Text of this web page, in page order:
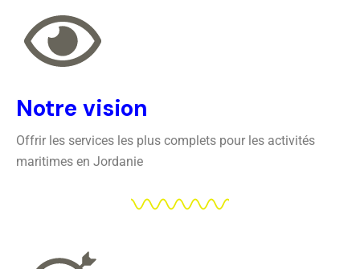
Notre vision
Offrir les services les plus complets pour les activités
maritimes en Jordanie